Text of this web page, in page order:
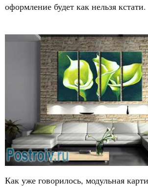
оформление будет как нельзя кстати.
Как уже говорилось, модульная